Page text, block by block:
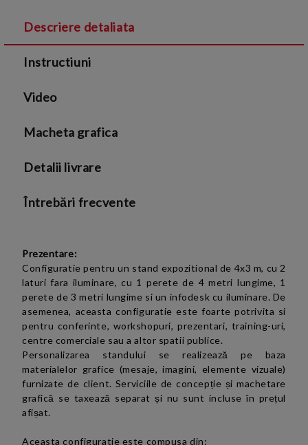
Politica de confidentialitate
Descriere detaliata
Instructiuni
Video
Macheta grafica
Detalii livrare
Întrebări frecvente
Prezentare:
Configuratie pentru un stand expozitional de 4x3 m, cu 2
laturifara iluminare, cu 1 perete de 4 metri lungime, 1
perete de 3 metri lungime si un infodesk cu iluminare. De
asemenea, aceasta configuratie este foarte potrivita si
pentru conferinte, workshopuri, prezentari, training-uri,
centre comerciale sau a altor spatii publice.
Personalizarea standului se realizează pe baza
materialelor grafice (mesaje, imagini, elemente vizuale)
furnizate de client. Serviciile de concepție și machetare
grafică se taxează separat și nu sunt incluse în prețul
afișat.
Aceasta configuratie este compusa din: